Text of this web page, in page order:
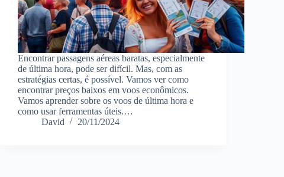
Encontrar passagens aéreas baratas, especialmente
de última hora, pode ser difícil. Mas, com as
estratégias certas, é possível. Vamos ver como
encontrar preços baixos em voos econômicos.
Vamos aprender sobre os voos de última hora e
como usar ferramentas úteis.…
David
20/11/2024